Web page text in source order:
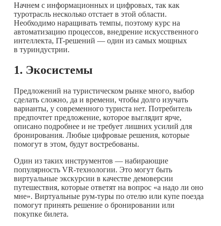
Начнем с информационных и цифровых, так как
туротрасль несколько отстает в этой области.
Необходимо наращивать темпы, поэтому курс на
автоматизацию процессов, внедрение искусственного
интеллекта, IT-решений — один из самых мощных
в туриндустрии.
1. Экосистемы
Предложений на туристическом рынке много, выбор
сделать сложно, да и времени, чтобы долго изучать
варианты, у современного туриста нет. Потребитель
предпочтет предложение, которое выглядит ярче,
описано подробнее и не требует лишних усилий для
бронирования. Любые цифровые решения, которые
помогут в этом, будут востребованы.
Один из таких инструментов — набирающие
популярность VR-технологии. Это могут быть
виртуальные экскурсии в качестве демоверсии
путешествия, которые ответят на вопрос «а надо ли оно
мне». Виртуальные рум-туры по отелю или купе поезда
помогут принять решение о бронировании или
покупке билета.